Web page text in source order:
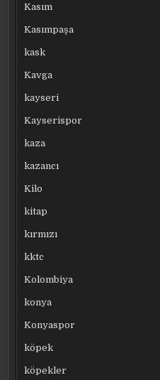
Kasım
Kasımpaşa
kask
Kavga
kayseri
Kayserispor
kaza
kazancı
Kilo
kitap
kırmızı
kktc
Kolombiya
konya
Konyaspor
köpek
köpekler